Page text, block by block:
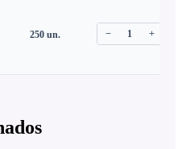
250 un. − 1 +